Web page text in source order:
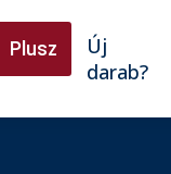
Plusz
Új
darab?